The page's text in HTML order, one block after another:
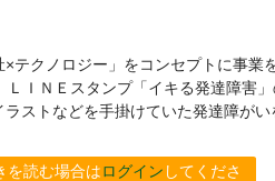
テクノロジー」をコンセプトに事業
ＬＩＮＥスタンプ「イキる発達障害
ラストなどを手掛けていた発達障が
を読む場合はログイン してくださ